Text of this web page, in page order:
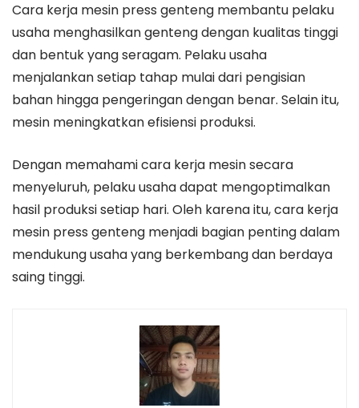
Cara kerja mesin press genteng membantu pelaku
usaha menghasilkan genteng dengan kualitas tinggi
dan bentuk yang seragam. Pelaku usaha
menjalankan setiap tahap mulai dari pengisian
bahan hingga pengeringan dengan benar. Selain itu,
mesin meningkatkan efisiensi produksi.
Dengan memahami cara kerja mesin secara
menyeluruh, pelaku usaha dapat mengoptimalkan
hasil produksi setiap hari. Oleh karena itu, cara kerja
mesin press genteng menjadi bagian penting dalam
mendukung usaha yang berkembang dan berdaya
saing tinggi.